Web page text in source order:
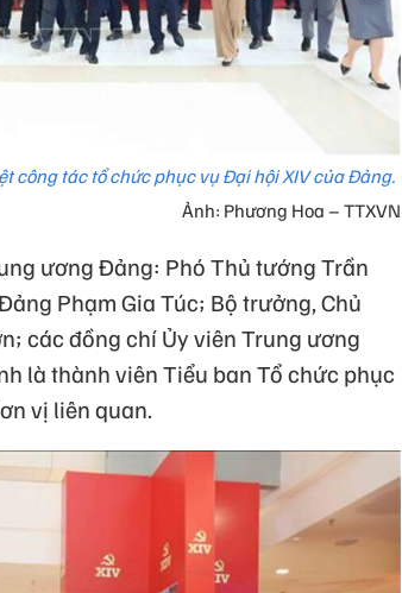
công tác tổ chức phục vụ Đại hội XIV của Đảng.
Ảnh: Phương Hoa – TTXVN
ương Đảng: Phó Thủ tướng Trần
Phạm Gia Túc; Bộ trưởng, Chủ
các đồng chí Ủy viên Trung ương
là thành viên Tiểu ban Tổ chức phục
vị liên quan.